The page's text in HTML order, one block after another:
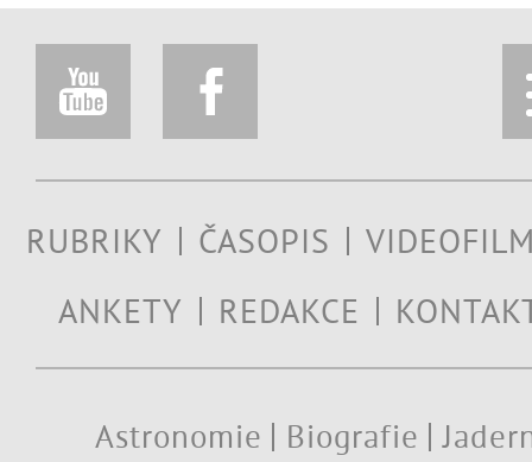
RUBRIKY ČASOPIS
ANKETY
REDAKCE
Astronomie Biografie